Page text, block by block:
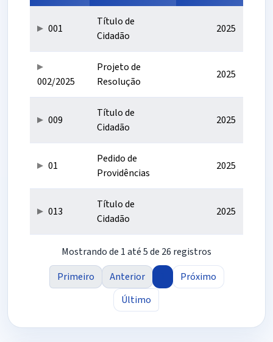
001
Título de
Cidadão
2025
002/2025
Projeto de
Resolução
2025
009
Título de
Cidadão
2025
01
Pedido de
Providências
2025
013
Título de
Cidadão
2025
Mostrando de 1 até 5 de 26 registros
Primeiro
Anterior
Próximo
Último